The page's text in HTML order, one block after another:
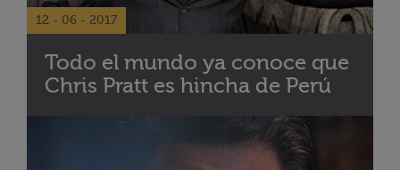
12 - 06 - 2017
Todo el mundo ya conoce que
Chris Pratt es hincha de Perú